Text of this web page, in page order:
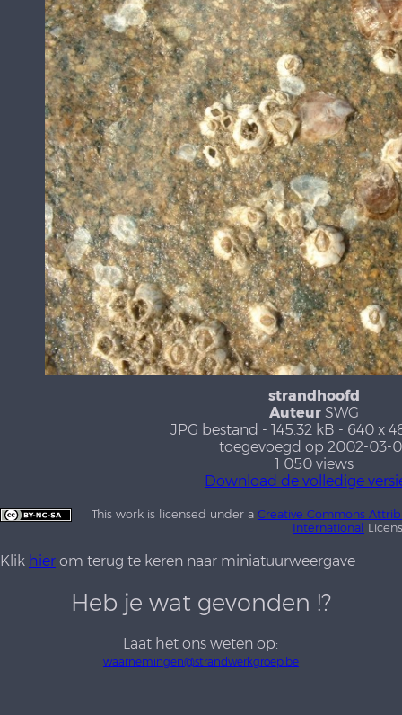
strandhoofd
Auteur SWG
JPG bestand - 145.32 kB - 640 x
toegevoegd op 2002-03-
1 050 views
Download de volledige
This work is licensed under a Creative Commons
International
Klik hier om terug te keren naar miniatuurweergave
Heb je wat gevonden !?
Laat het ons weten op:
waarnemingen@strandwerkgroep.be